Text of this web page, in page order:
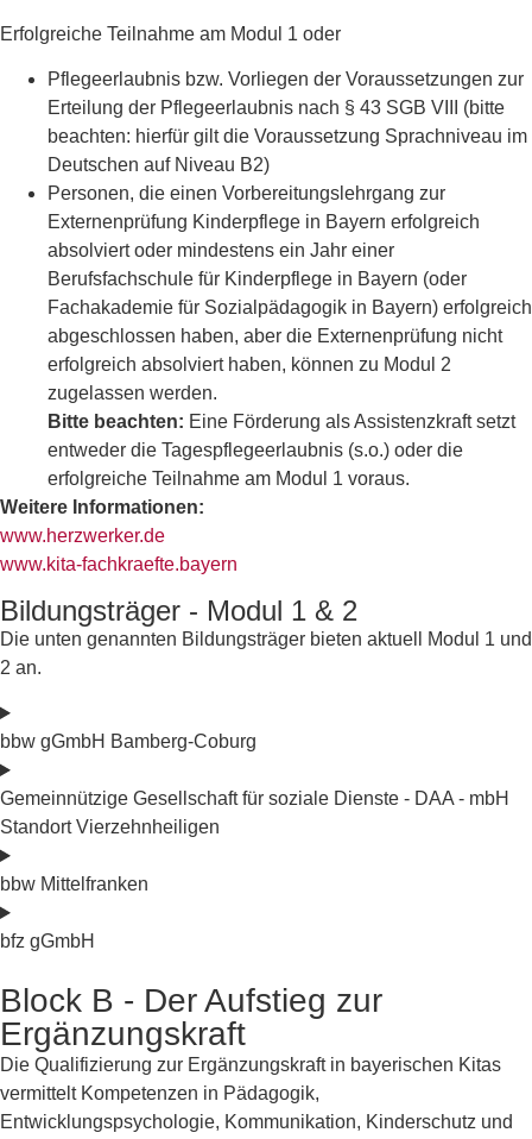
Erfolgreiche Teilnahme am Modul 1 oder
Pflegeerlaubnis bzw. Vorliegen der Voraussetzungen zur
Erteilung der Pflegeerlaubnis nach § 43 SGB VIII (bitte
beachten: hierfür gilt die Voraussetzung Sprachniveau im
Deutschen auf Niveau B2)
Personen, die einen Vorbereitungslehrgang zur
Externenprüfung Kinderpflege in Bayern erfolgreich
absolviert oder mindestens ein Jahr einer
Berufsfachschule für Kinderpflege in Bayern (oder
Fachakademie für Sozialpädagogik in Bayern) erfolgreich
abgeschlossen haben, aber die Externenprüfung nicht
erfolgreich absolviert haben, können zu Modul 2
zugelassen werden.
Bitte beachten: Eine Förderung als Assistenzkraft setzt
entweder die Tagespflegeerlaubnis (s.o.) oder die
erfolgreiche Teilnahme am Modul 1 voraus.
Weitere Informationen:
www.herzwerker.de
www.kita-fachkraefte.bayern
Bildungsträger - Modul 1 & 2
Die unten genannten Bildungsträger bieten aktuell Modul 1 und
2 an.
bbw gGmbH Bamberg-Coburg
Gemeinnützige Gesellschaft für soziale Dienste - DAA - mbH
Standort Vierzehnheiligen
bbw Mittelfranken
bfz gGmbH
Block B - Der Aufstieg zur
Ergänzungskraft
Die Qualifizierung zur Ergänzungskraft in bayerischen Kitas
vermittelt Kompetenzen in Pädagogik,
Entwicklungspsychologie, Kommunikation, Kinderschutz und